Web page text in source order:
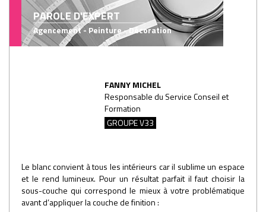
PAROLE D'EXPERT
Agencement - Peinture - Décoration
FANNY MICHEL
Responsable du Service Conseil et
Formation
GROUPE V33
Le blanc convient à tous les intérieurs car il sublime un espace
et le rend lumineux. Pour un résultat parfait il faut choisir la
sous-couche qui correspond le mieux à votre problématique
avant d’appliquer la couche de finition :